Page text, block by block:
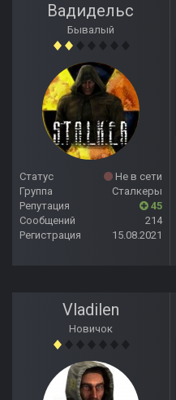
Вадидельс
Бывалый
Статус
Не в сети
Группа
Сталкеры
Репутация
45
Сообщений
214
Регистрация
15.08.2021
Vladilen
Новичок